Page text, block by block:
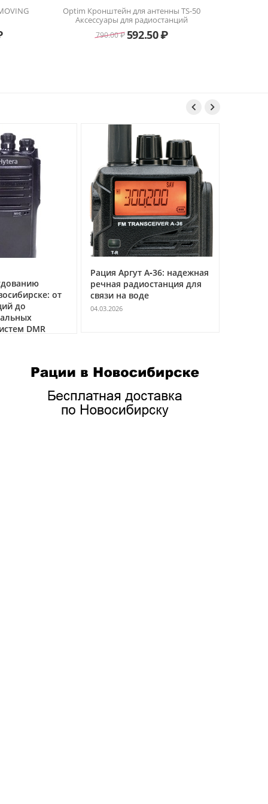
Optim Кронштейн для антенны TS-50
Аксессуары для радиостанций
790.00₽592.50₽
 
от
до
DMR
Рация Аргут А‑36: надежная
речная радиостанция для
связи на воде
04.03.2026